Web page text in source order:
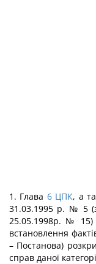
1. Глава 6 ЦПК, а
31.03.1995 р. № 5
25.05.1998р. № 15)
встановлення
– Постанова)
справ даної